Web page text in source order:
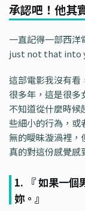
承認吧！他其
一直記得一部西
just not that into
這部電影我沒有看
很多年，這是很多
不知道從什麼時候
些細小的行為，或
無的曖昧漩渦裡，
真的對這份感覺感
1. 『 如果一個
妳。』